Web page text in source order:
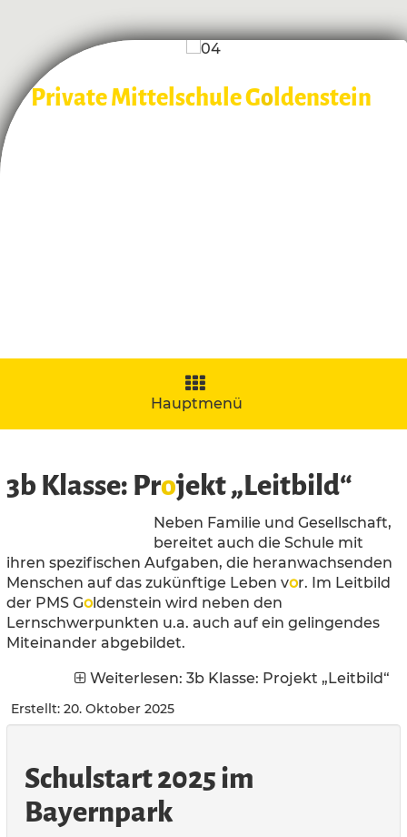
Private Mittelschule Goldenstein
Navigation
aufklappen
Hauptmenü
3b Klasse: Projekt „Leitbild“
Neben Familie und Gesellschaft,
bereitet auch die Schule mit
ihren spezifischen Aufgaben, die heranwachsenden
Menschen auf das zukünftige Leben vor. Im Leitbild
der PMS Goldenstein wird neben den
Lernschwerpunkten u.a. auch auf ein gelingendes
Miteinander abgebildet.
Weiterlesen: 3b Klasse: Projekt „Leitbild“
Erstellt: 20. Oktober 2025
Schulstart 2025 im
Bayernpark